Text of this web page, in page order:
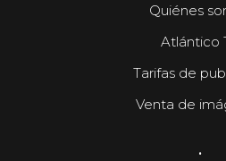
Quiénes
Atlántico
Tarifas de
Venta de
.